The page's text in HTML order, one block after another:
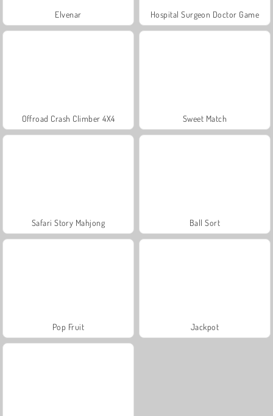
Elvenar Hospital Surgeon Doctor Game
Offroad Crash Climber 4X4 Sweet Match
Safari Story Mahjong Ball Sort
Pop Fruit Jackpot